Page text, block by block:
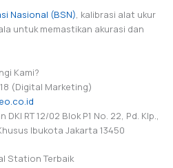
Nasional (BSN), kalibrasi alat ukur
untuk memastikan akurasi dan
Kami?
(Digital Marketing)
DKI RT 12/02 Blok P1 No. 22, Pd. Klp.,
Ibukota Jakarta 13450
Station Terbaik